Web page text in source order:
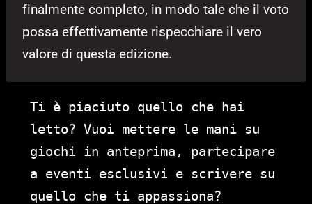
finalmente completo, in modo tale che il voto
possa effettivamente rispecchiare il vero
valore di questa edizione.
Ti è piaciuto quello che hai
letto? Vuoi mettere le mani su
giochi in anteprima, partecipare
a eventi esclusivi e scrivere su
quello che ti appassiona?